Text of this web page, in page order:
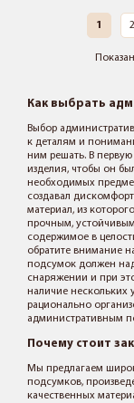
1 2
Как выбрать
Выбор
к деталям и
ним решать. В первую
изделия, чтобы он
необходимых
создавал
материал, из
прочным,
содержимое в
обратите внимание
подсумок должен
снаряжении и при
наличие нескольких
рационально
административным
Почему стоит
Мы предлагаем
подсумков,
качественных